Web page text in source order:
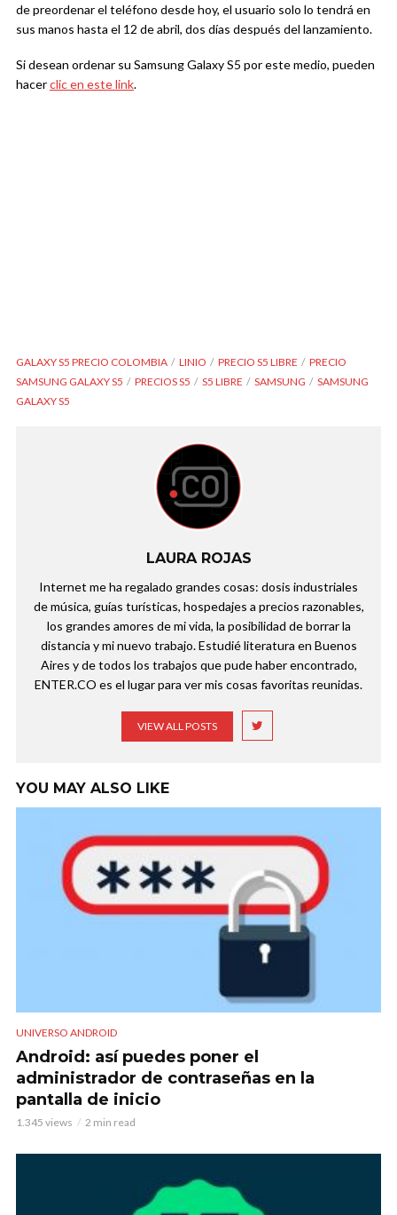
de preordenar el teléfono desde hoy, el usuario solo lo tendrá en
sus manos hasta el 12 de abril, dos días después del lanzamiento.
Si desean ordenar su Samsung Galaxy S5 por este medio, pueden
hacerclic en este link.
GALAXY S5 PRECIO COLOMBIA LINIO PRECIO S5 LIBRE
PRECIO
SAMSUNG GALAXY S5
PRECIOS S5 S5 LIBRE SAMSUNG
SAMSUNG
GALAXY S5
LAURA ROJAS
Internet me ha regalado grandes cosas: dosis industriales
de música, guías turísticas, hospedajes a precios razonables,
los grandes amores de mi vida, la posibilidad de borrar la
distancia y mi nuevo trabajo. Estudié literatura en Buenos
Aires y de todos los trabajos que pude haber encontrado,
ENTER.CO es el lugar para ver mis cosas favoritas reunidas.
VIEW ALL POSTS
YOU MAY ALSO LIKE
UNIVERSO ANDROID
Android: así puedes poner el
administrador de contraseñas en la
pantalla de inicio
1.345 views 2 min read